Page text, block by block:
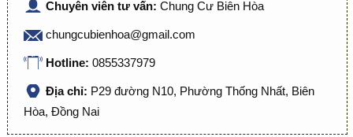
Chuyên viên tư vấn: Chung Cư Biên Hòa
chungcubienhoa@gmail.com
Hotline: 0855337979
Địa chỉ: P29 đường N10, Phường Thống Nhất, Biên
Hòa, Đồng Nai